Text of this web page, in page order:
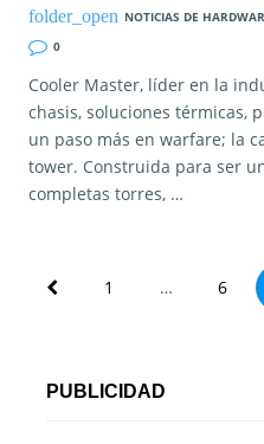
NOTICIAS DE
0
Cooler Master, líder en la
chasis, soluciones térmicas,
un paso más en warfare; la
tower. Construida para ser
completas torres, …
P
g
1 … 6
PUBLICIDAD